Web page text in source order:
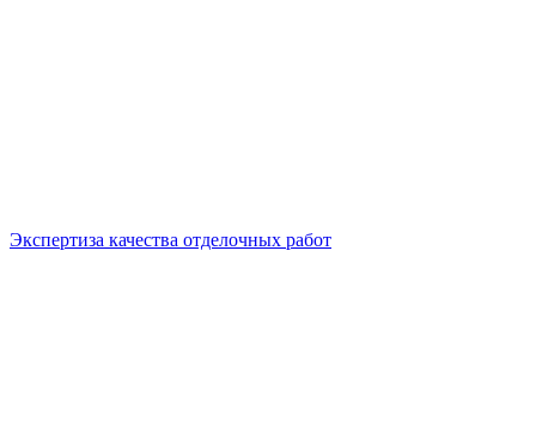
Экспертиза качества отделочных работ